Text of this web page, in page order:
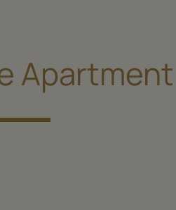
Apartment